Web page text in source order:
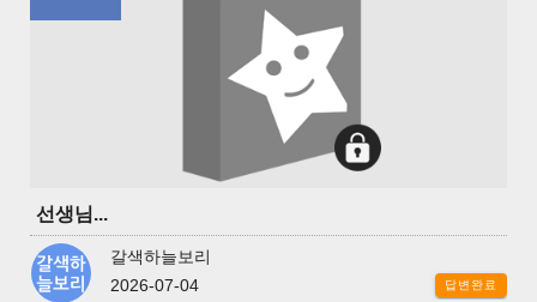
선생님...
갈색하늘보리
2026-07-04
답변완료